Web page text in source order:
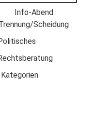
Info-Abend
Scheidung